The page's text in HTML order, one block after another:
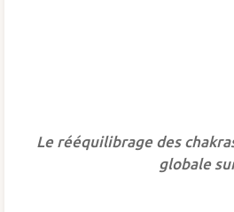
Le rééquilibrage des
globale